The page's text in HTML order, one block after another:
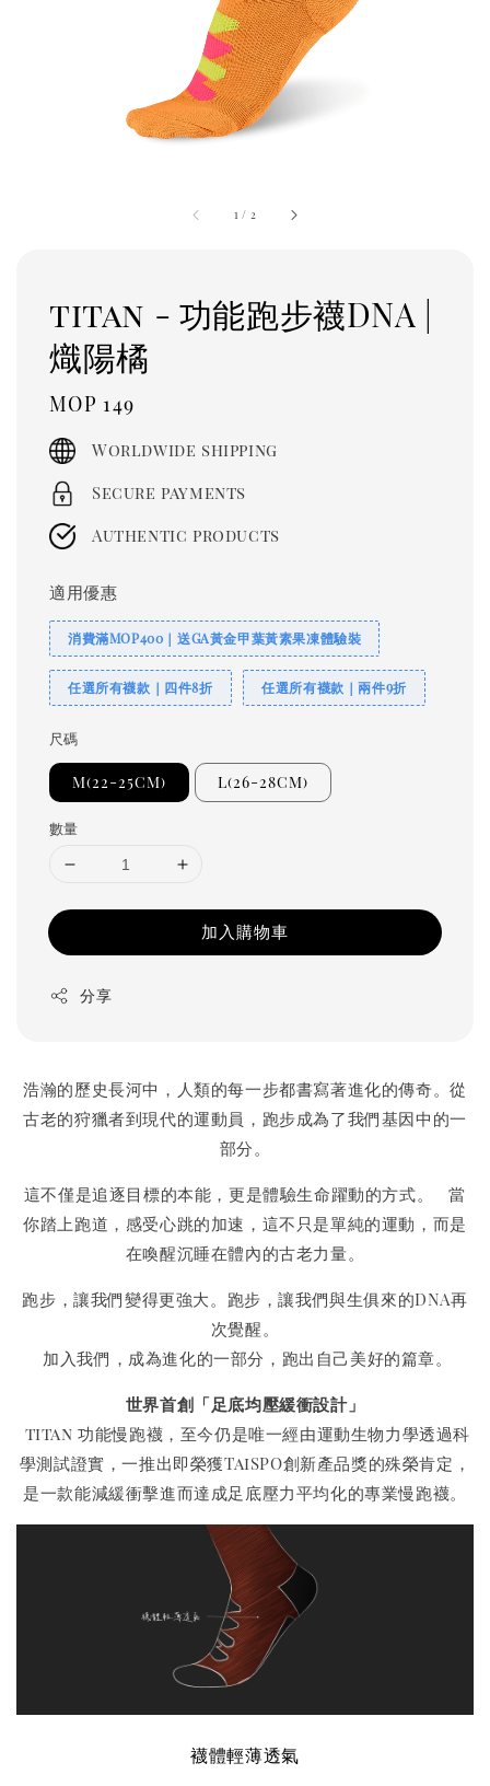
1 / 2
titan - 功能跑步襪DNA |
熾陽橘
Regular
price
MOP 149
Worldwide shipping
Secure payments
Authentic products
適用優惠
消費滿MOP400｜送GA黃金甲葉黃素果凍體驗裝
任選所有襪款｜四件8折 任選所有襪款｜兩件9折
尺碼
M(22-25CM) L(26-28CM)
數量
加入購物車
分享
浩瀚的歷史長河中，人類的每一步都書寫著進化的傳奇。從
古老的狩獵者到現代的運動員，跑步成為了我們基因中的一
部分。
這不僅是追逐目標的本能，更是體驗生命躍動的方式。 當
你踏上跑道，感受心跳的加速，這不只是單純的運動，而是
在喚醒沉睡在體內的古老力量。
跑步，讓我們變得更強大。跑步，讓我們與生俱來的DNA再
次覺醒。
加入我們，成為進化的一部分，跑出自己美好的篇章。
世界首創「足底均壓緩衝設計」
titan 功能慢跑襪，至今仍是唯一經由運動生物力學透過科
學測試證實，一推出即榮獲TaiSPO創新產品獎的殊榮肯定，
是一款能減緩衝擊進而達成足底壓力平均化的專業慢跑襪。
襪體輕薄透氣